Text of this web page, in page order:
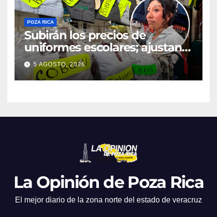
POZA RICA
Subirán los precios de
uniformes escolares; ajustan
promociones
5 AGOSTO, 2026
La Opinión de Poza Rica
El mejor diario de la zona norte del estado de veracruz